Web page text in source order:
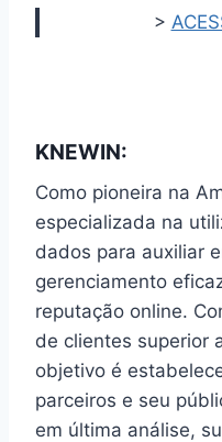
>
KNEWIN:
Como pioneira na
especializada na
dados para auxiliar
gerenciamento
reputação online.
de clientes superior
objetivo é
parceiros e seu
em última análise,